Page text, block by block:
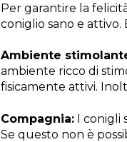
Per garantire la
coniglio sano e
Ambiente
ambiente ricco di
fisicamente attivi.
Compagnia: I conigli
Se questo non è